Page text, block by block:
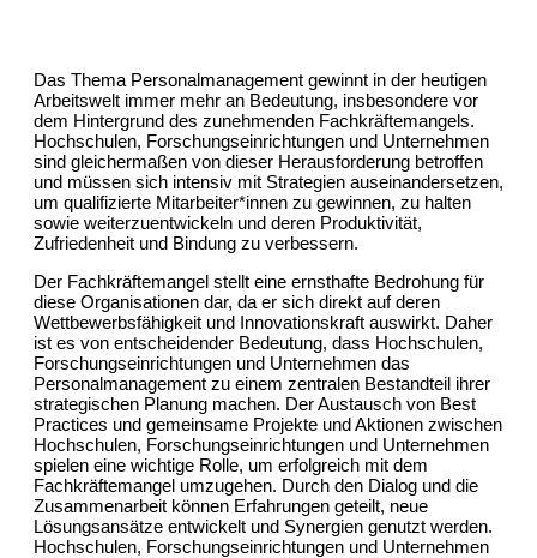
Das Thema Personalmanagement gewinnt in der heutigen
Arbeitswelt immer mehr an Bedeutung, insbesondere vor
dem Hintergrund des zunehmenden Fachkräftemangels.
Hochschulen, Forschungseinrichtungen und Unternehmen
sind gleichermaßen von dieser Herausforderung betroffen
und müssen sich intensiv mit Strategien auseinandersetzen,
um qualifizierte Mitarbeiter*innen zu gewinnen, zu halten
sowie weiterzuentwickeln und deren Produktivität,
Zufriedenheit und Bindung zu verbessern.
Der Fachkräftemangel stellt eine ernsthafte Bedrohung für
diese Organisationen dar, da er sich direkt auf deren
Wettbewerbsfähigkeit und Innovationskraft auswirkt. Daher
ist es von entscheidender Bedeutung, dass Hochschulen,
Forschungseinrichtungen und Unternehmen das
Personalmanagement zu einem zentralen Bestandteil ihrer
strategischen Planung machen. Der Austausch von Best
Practices und gemeinsame Projekte und Aktionen zwischen
Hochschulen, Forschungseinrichtungen und Unternehmen
spielen eine wichtige Rolle, um erfolgreich mit dem
Fachkräftemangel umzugehen. Durch den Dialog und die
Zusammenarbeit können Erfahrungen geteilt, neue
Lösungsansätze entwickelt und Synergien genutzt werden.
Hochschulen, Forschungseinrichtungen und Unternehmen